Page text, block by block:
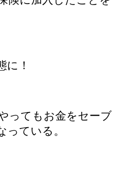
に！
ってもお金をセーブ
っている。